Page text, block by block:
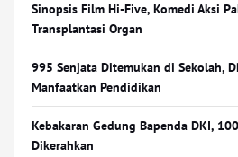
Sinopsis Film Hi-Five, Komedi Aksi
Transplantasi Organ
995 Senjata Ditemukan di Sekolah,
Manfaatkan Pendidikan
Kebakaran Gedung Bapenda DKI,
Dikerahkan